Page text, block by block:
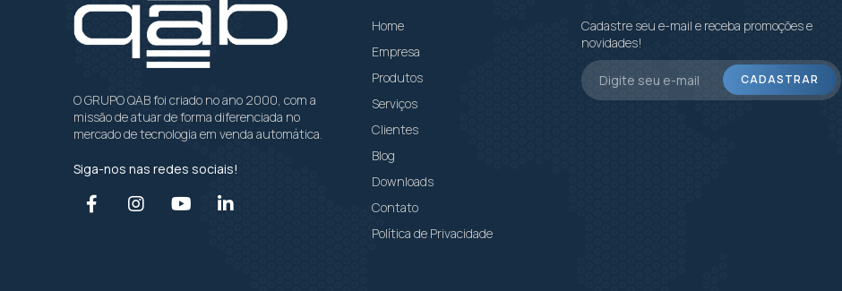
O GRUPO QAB foi criado no ano 2000, com a
missão de atuar de forma diferenciada no
mercado de tecnologia em venda automática.
Siga-nos nas redes sociais!
Home
Empresa
Produtos
Serviços
Clientes
Blog
Downloads
Contato
Política de Privacidade
Cadastre seu e-mail e receba promoções e
novidades!
CADASTRAR